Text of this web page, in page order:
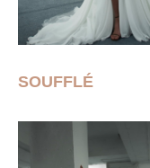
SOUFFLÉ